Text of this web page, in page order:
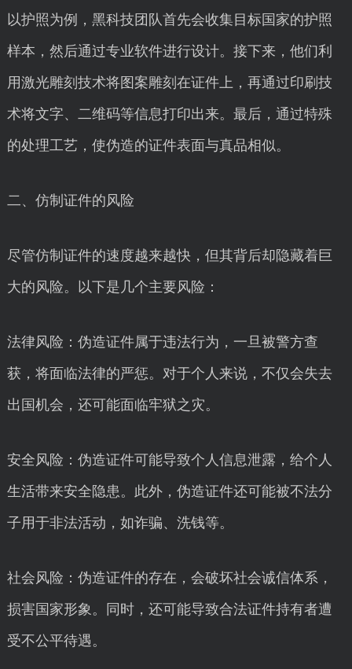
以护照为例，黑科技团队首先会收集目标国家的护照
样本，然后通过专业软件进行设计。接下来，他们利
用激光雕刻技术将图案雕刻在证件上，再通过印刷技
术将文字、二维码等信息打印出来。最后，通过特殊
的处理工艺，使伪造的证件表面与真品相似。
二、仿制证件的风险
尽管仿制证件的速度越来越快，但其背后却隐藏着巨
大的风险。以下是几个主要风险：
法律风险：伪造证件属于违法行为，一旦被警方查
获，将面临法律的严惩。对于个人来说，不仅会失去
出国机会，还可能面临牢狱之灾。
安全风险：伪造证件可能导致个人信息泄露，给个人
生活带来安全隐患。此外，伪造证件还可能被不法分
子用于非法活动，如诈骗、洗钱等。
社会风险：伪造证件的存在，会破坏社会诚信体系，
损害国家形象。同时，还可能导致合法证件持有者遭
受不公平待遇。